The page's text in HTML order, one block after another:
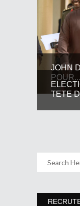
JOHN
POUR...
TETE